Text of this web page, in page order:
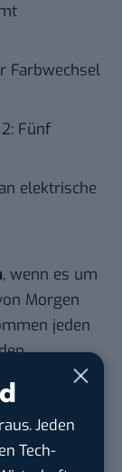
Jeden
Tech-
Farbwechsel
Fünf
elektrische
, wenn es um
Morgen
jeden